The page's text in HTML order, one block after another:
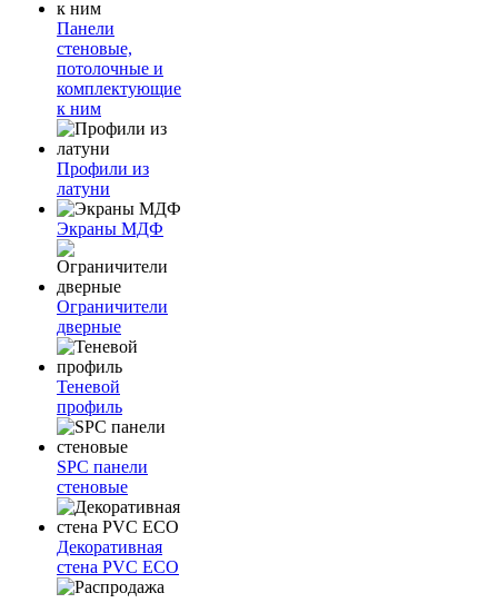
Панели
стеновые,
потолочные и
комплектующие
к ним
Профили из
латуни
Экраны МДФ
Ограничители
дверные
Теневой
профиль
SPC панели
стеновые
Декоративная
стена PVC ECO